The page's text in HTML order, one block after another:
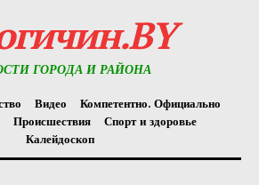
ГОРОДА И РАЙОНА
Видео
Компетентно. Официально
Происшествия
Спорт и здоровье
Калейдоскоп